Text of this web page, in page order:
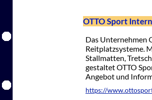
OTTO Sport
Das Unternehmen
Reitplatzsysteme.
Stallmatten,
gestaltet OTTO
Angebot und
https://